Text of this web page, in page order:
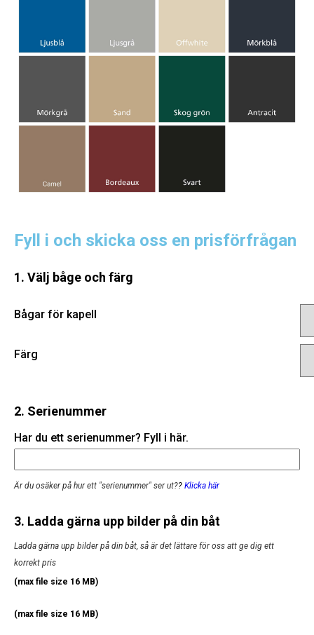
Fyll i och skicka oss en prisförfrågan
1. Välj båge och färg
Bågar för kapell
Färg
2. Serienummer
Har du ett serienummer? Fyll i här.
Är du osäker på hur ett "serienummer" ser ut?? Klicka här
3. Ladda gärna upp bilder på din båt
Ladda gärna upp bilder på din båt, så är det lättare för oss att ge dig ett
korrekt pris
(max file size 16 MB)
(max file size 16 MB)